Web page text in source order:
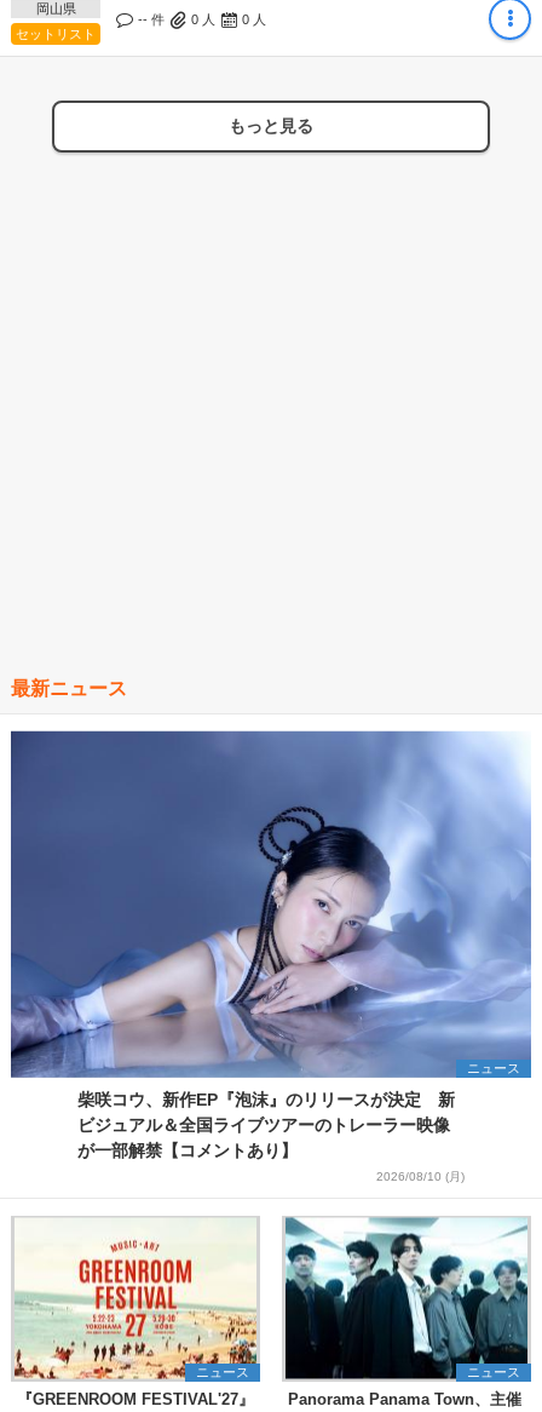
岡山県
セットリスト
-- 件 0 人 0 人
もっと見る
最新ニュース
ニュース
柴咲コウ、新作EP『泡沫』のリリースが決定 新
ビジュアル＆全国ライブツアーのトレーラー映像
が一部解禁【コメントあり】
2026/08/10 (月)
ニュース
『GREENROOM FESTIVAL'27』
ニュース
Panorama Panama Town、主催